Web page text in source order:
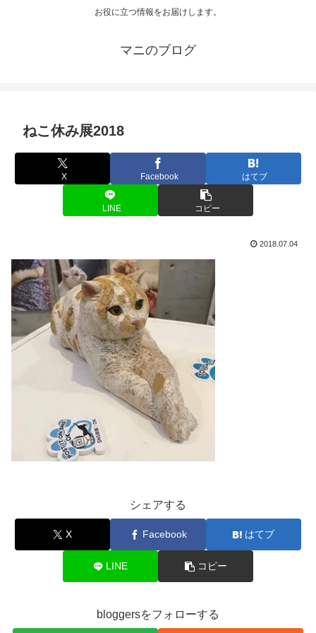
お役に立つ情報をお届けします。
マニのブログ
ねこ休み展2018
X Facebook はてブ
LINE コピー
2018.07.04
シェアする
X Facebook はてブ
LINE コピー
bloggersをフォローする